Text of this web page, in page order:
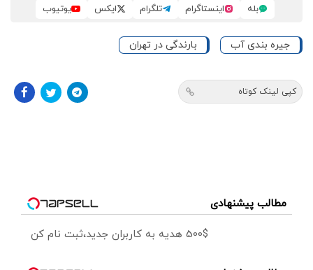
بله
اینستاگرام تلگرام ایکس یوتیوب
جیره بندی آب بارندگی در تهران
کپی لینک کوتاه
مطالب پیشنهادی
500$ هدیه به کاربران جدید،ثبت نام کن